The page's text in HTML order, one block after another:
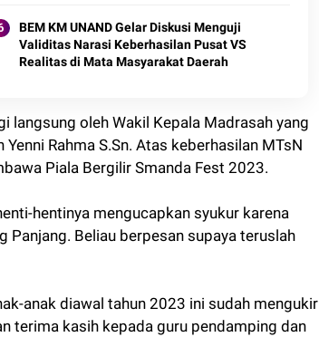
BEM KM UNAND Gelar Diskusi Menguji
Validitas Narasi Keberhasilan Pusat VS
Realitas di Mata Masyarakat Daerah
langsung oleh Wakil Kepala Madrasah yang
Rahma S.Sn. Atas keberhasilan MTsN
Piala Bergilir Smanda Fest 2023.
hentinya mengucapkan syukur karena
Beliau berpesan supaya teruslah
anak diawal tahun 2023 ini sudah mengukir
terima kasih kepada guru pendamping dan